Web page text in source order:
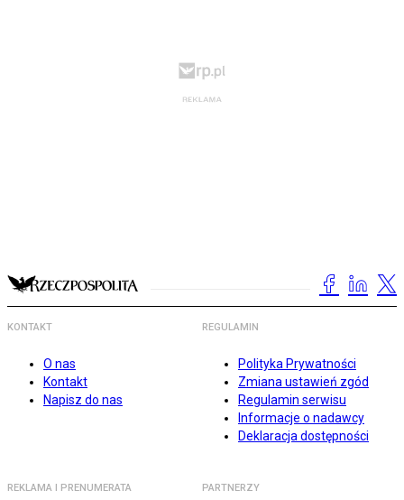
KONTAKT
O nas
Kontakt
Napisz do nas
REGULAMIN
Polityka Prywatności
Zmiana ustawień zgód
Regulamin serwisu
Informacje o nadawcy
Deklaracja dostępności
REKLAMA I PRENUMERATA PARTNERZY